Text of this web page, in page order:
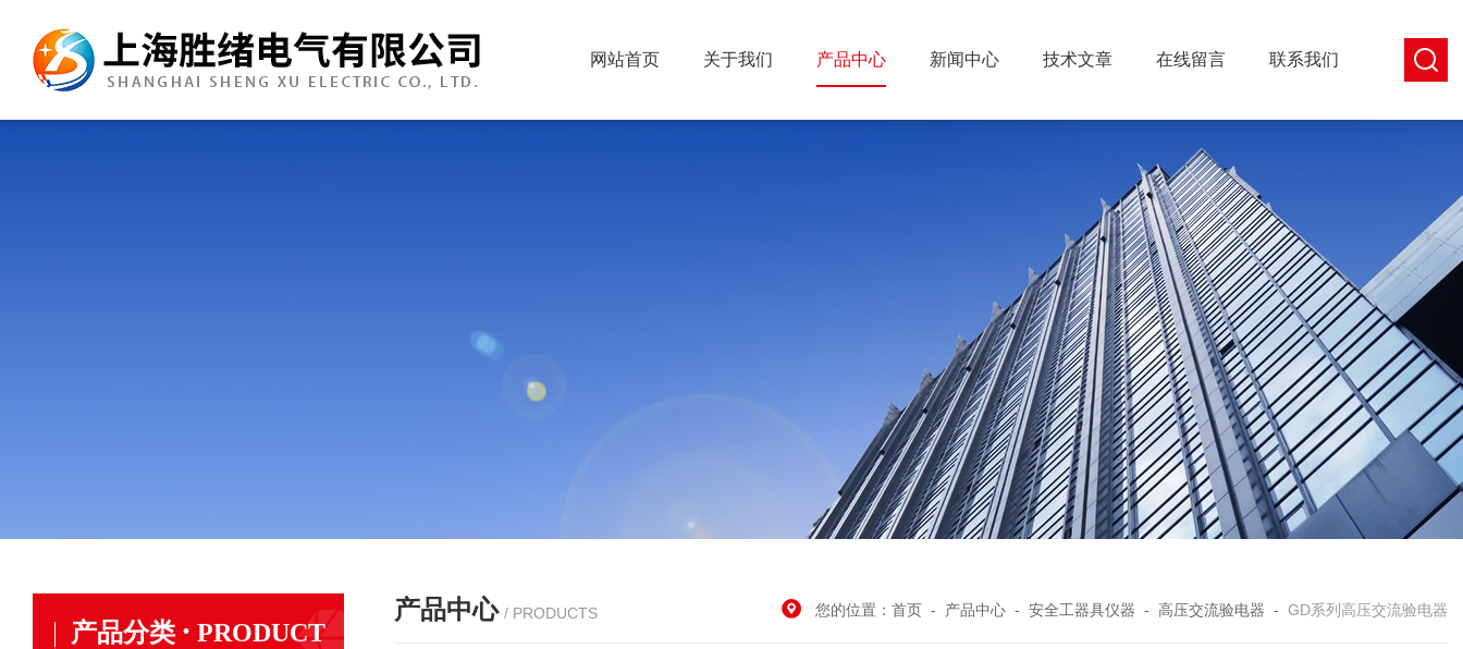
网站首页 关于我们 产品中心 新闻中心 技术文章 在线留言 联系我们
产品分类 · PRODUCT
产品中心 / PRODUCTS 您的位置： 首页 - 产品中心 - 安全工器具仪器 - 高压交流验电器 - GD系列高压交流验电器